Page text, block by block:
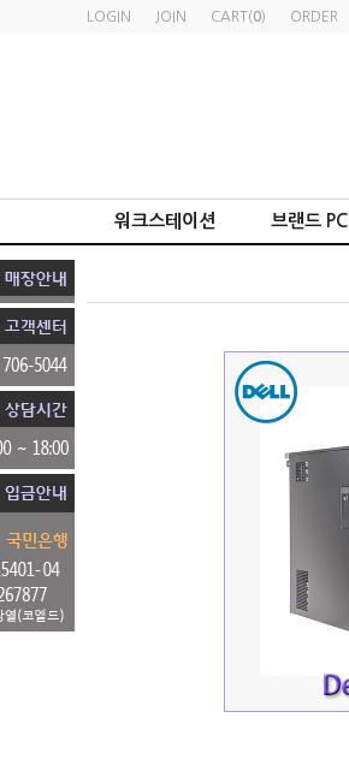
LOGIN JOIN CART(0) ORDER
워크스테이션 브랜드 PC